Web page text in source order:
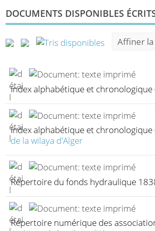
DOCUMENTS DISPONIBLES
Affiner
Index alphabétique et chronologique
Index alphabétique et
de la wilaya d'Alger
Répertoire du fonds hydraulique
Répertoire numérique des